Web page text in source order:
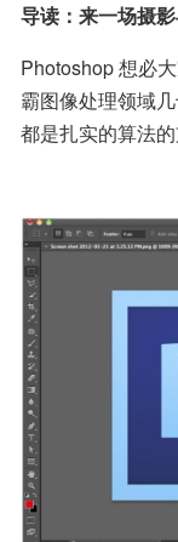
导读：来一场摄
Photoshop 想必
霸图像处理领域
都是扎实的算法的